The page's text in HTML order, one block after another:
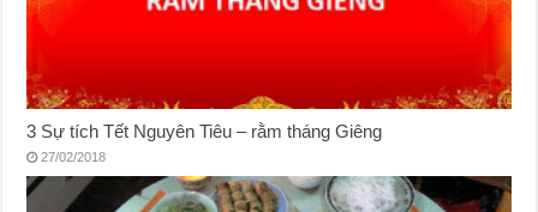
3 Sự tích Tết Nguyên Tiêu – rằm tháng Giêng
27/02/2018